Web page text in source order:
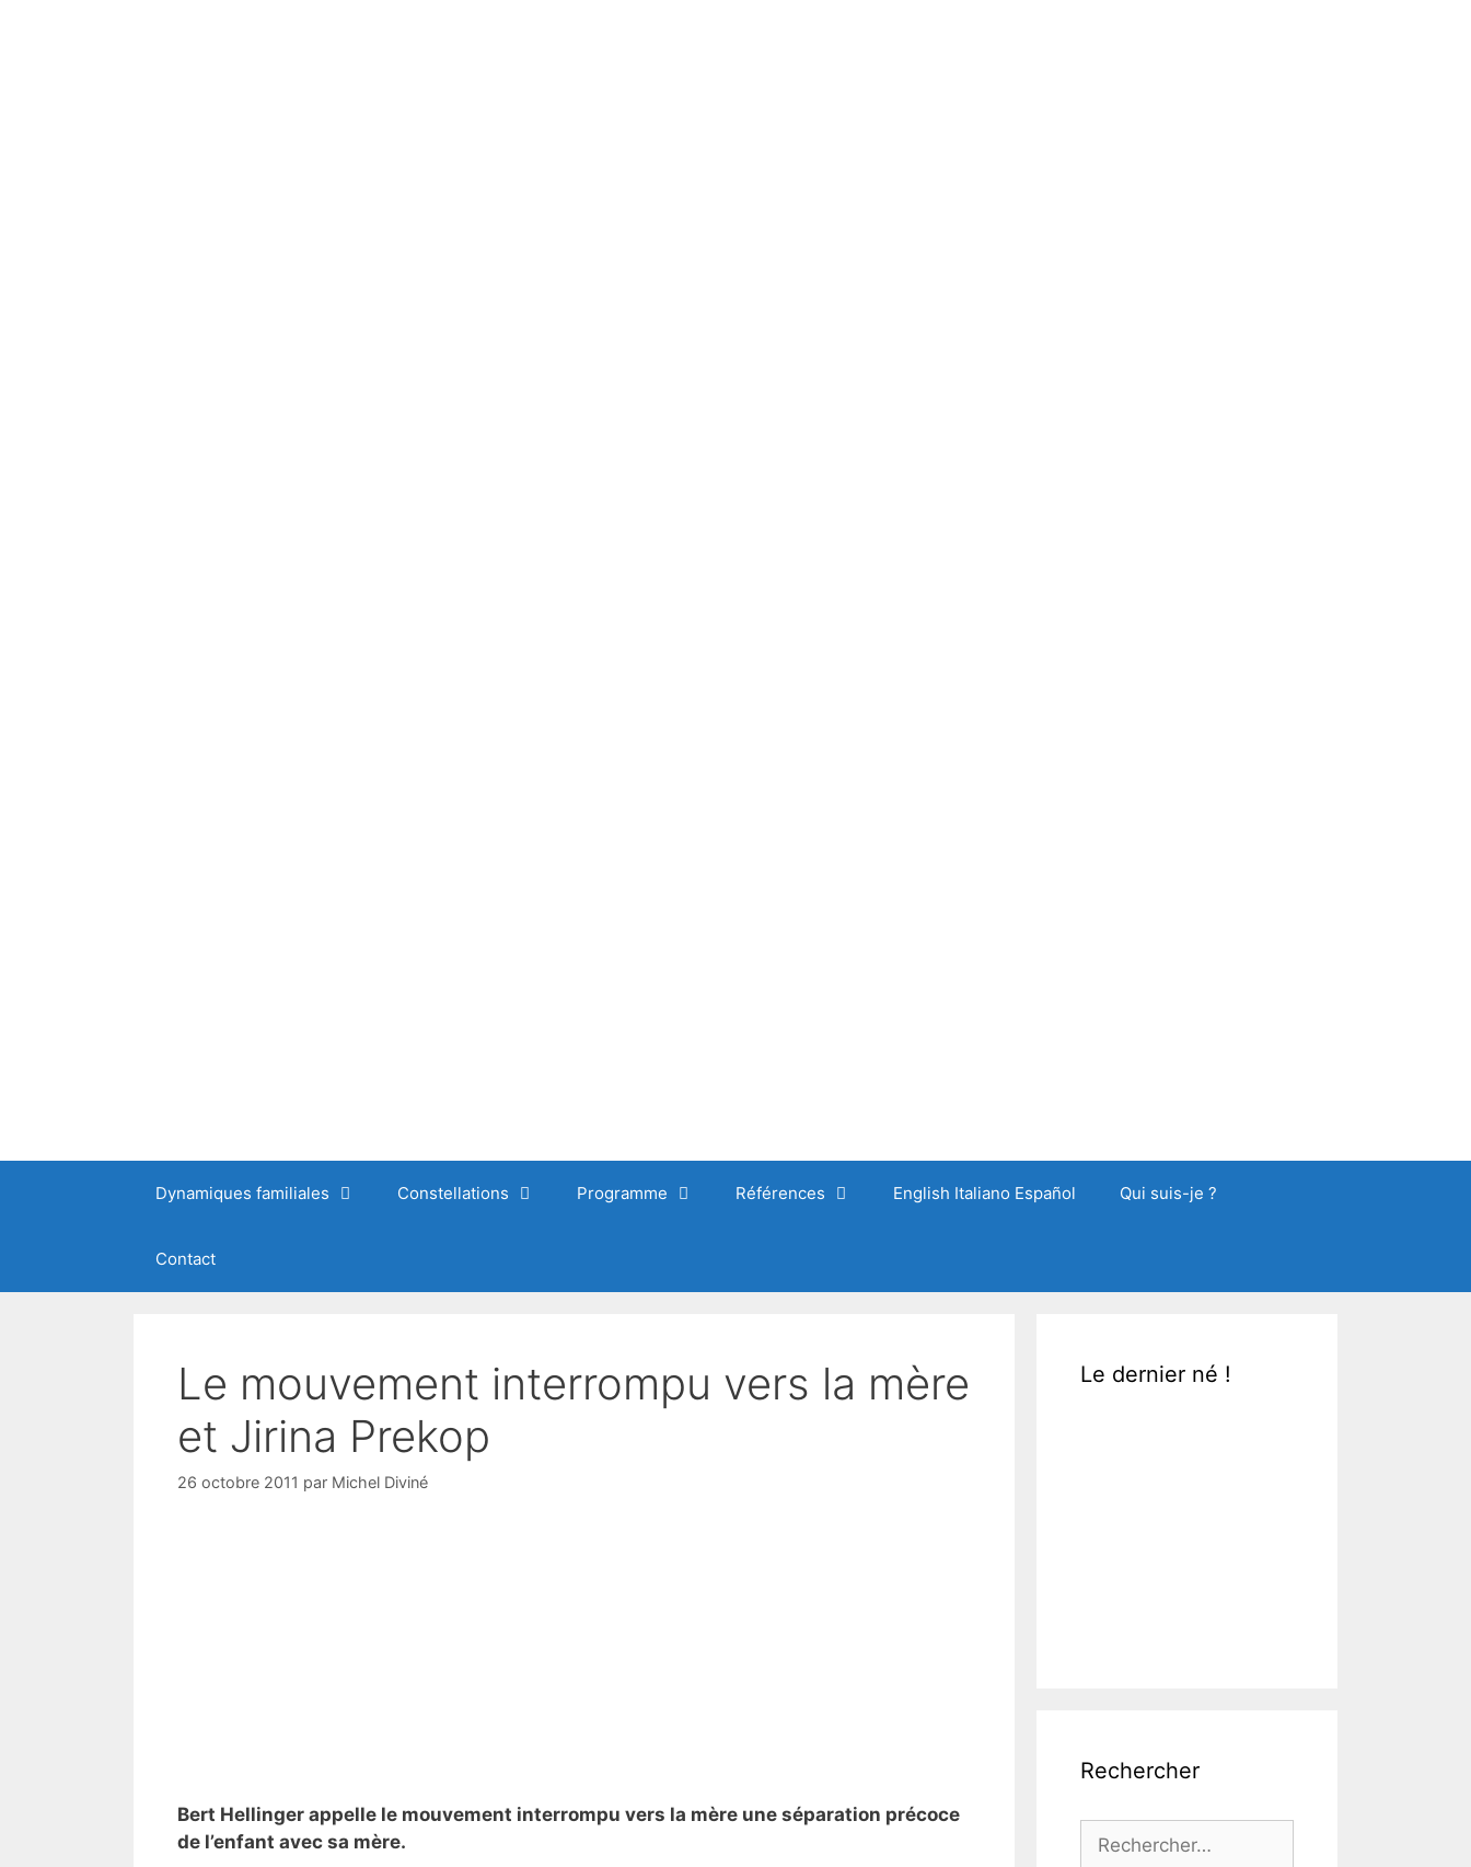
Dynamiques familiales Constellations Programme Références English Italiano Español Qui suis-je ?
Contact
Le mouvement interrompu vers la mère
et Jirina Prekop
26 octobre 2011 par Michel Diviné
Bert Hellinger appelle le mouvement interrompu vers la mère une séparation précoce
de l’enfant avec sa mère.
Le dernier né !
Rechercher
Rechercher :